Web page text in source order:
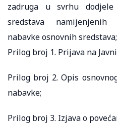
zadruga u svrhu
sredstava namijenjenih
nabavke osnovnih sredstava;
Prilog broj 1. Prijava na
Prilog broj 2. Opis
nabavke;
Prilog broj 3. Izjava o